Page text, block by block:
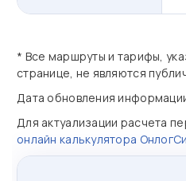
* Все маршруты и тарифы,
странице, не являются
Дата обновления
Для актуализации расчета
онлайн калькулятора